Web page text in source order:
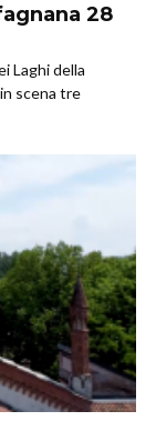
28
Laghi della
scena tre